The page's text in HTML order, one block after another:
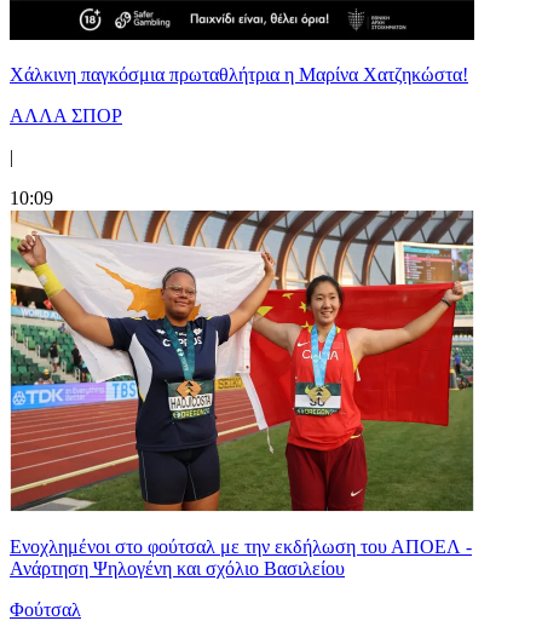
Χάλκινη παγκόσμια πρωταθλήτρια η Μαρίνα Χατζηκώστα!
ΑΛΛΑ ΣΠΟΡ
|
10:09
Ενοχλημένοι στο φούτσαλ με την εκδήλωση του ΑΠΟΕΛ -
Ανάρτηση Ψηλογένη και σχόλιο Βασιλείου
Φούτσαλ